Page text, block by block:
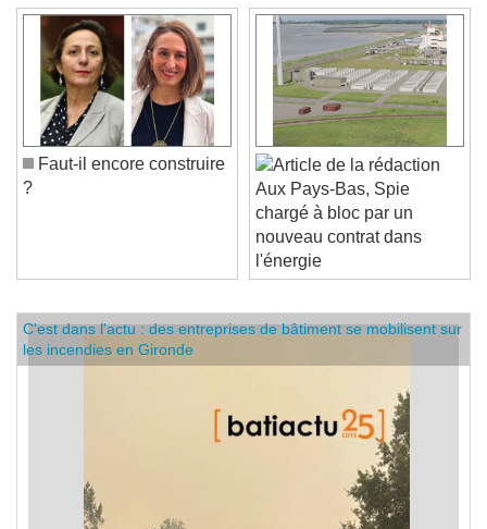
Aux Pays-Bas, Spie
chargé à bloc par un
nouveau contrat dans
l'énergie
C'est dans l'actu : des entreprises de bâtiment se mobilisent sur
les incendies en Gironde